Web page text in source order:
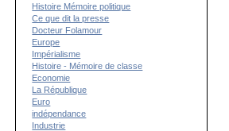
Histoire Mémoire politique
Ce que dit la presse
Docteur Folamour
Europe
Impérialisme
Histoire - Mémoire de classe
Economie
La République
Euro
indépendance
Industrie